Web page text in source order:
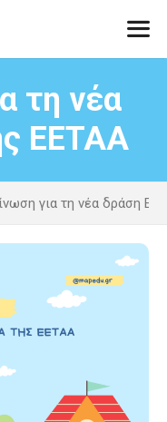
τη νέα
ΕΕΤΑΑ
για τη νέα δράση